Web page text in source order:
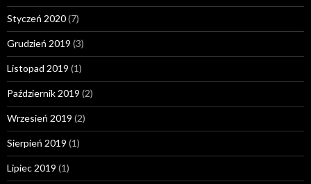
Styczeń 2020(7)
Grudzień 2019 (3)
Listopad 2019 (1)
Październik 2019 (2)
Wrzesień 2019 (2)
Sierpień 2019 (1)
Lipiec 2019 (1)